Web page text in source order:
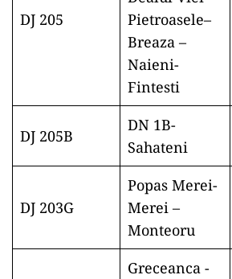
DJ 205
Pietroasele–
Breaza –
Naieni-
Fintesti
DJ 205B
DN 1B-
Sahateni
DJ 203G
Popas Merei-
Merei –
Monteoru
Greceanca -